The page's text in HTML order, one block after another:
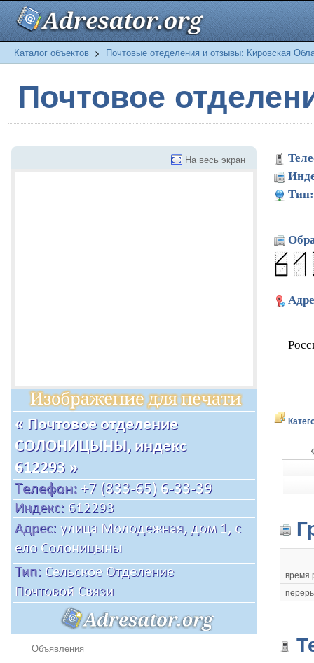
Каталог объектов > Почтовые отеделения и отзывы: Кировская
Почтовое
На весь экран
Объявления
Тип:
время